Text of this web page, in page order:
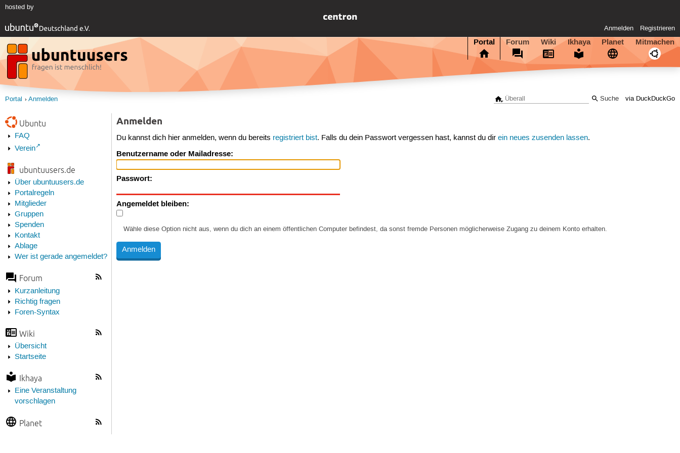
hosted by
Anmelden Registrieren
Portal Forum Wiki Ikhaya Planet Mitmachen
via DuckDuckGo
Portal Anmelden
Ubuntu
FAQ
Verein
ubuntuusers.de
Über ubuntuusers.de
Portalregeln
Mitglieder
Gruppen
Spenden
Kontakt
Ablage
Wer ist gerade angemeldet?
Forum
Kurzanleitung
Richtig fragen
Foren-Syntax
Wiki
Übersicht
Startseite
Ikhaya
Eine Veranstaltung
vorschlagen
Planet
Anmelden
Du kannst dich hier anmelden, wenn du bereits registriert bist. Falls du dein Passwort vergessen hast, kannst du direin neues zusenden lassen.
Benutzername oder Mailadresse:
Passwort:
Angemeldet bleiben:
Wähle diese Option nicht aus, wenn du dich an einem öffentlichen Computer befindest, da sonst fremde Personen möglicherweise Zugang zu deinem Konto erhalten.